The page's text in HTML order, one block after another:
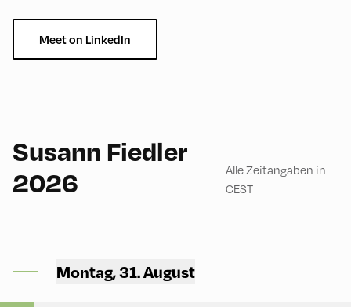
Meet on LinkedIn
Susann Fiedler
2026
Alle Zeitangaben in
CEST
Montag, 31. August
Hike Start 1 | CCA Square